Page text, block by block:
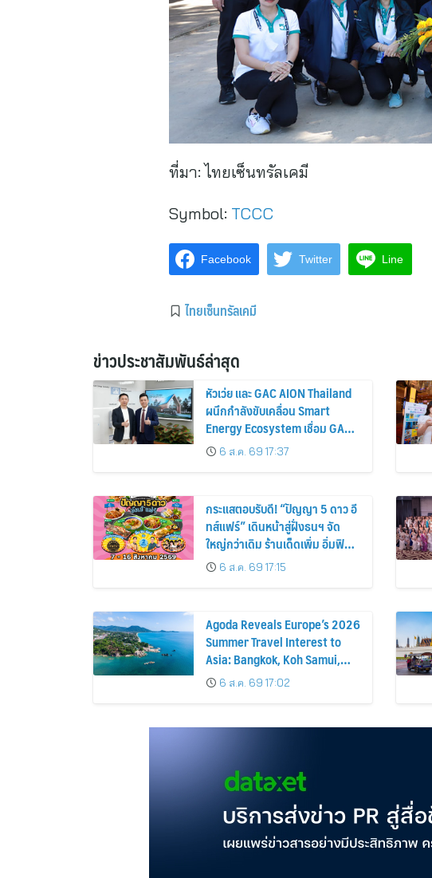
ที่มา: ไทยเซ็นทรัลเคมี
Symbol: TCCC
Facebook Twitter Line
ไทยเซ็นทรัลเคมี
ข่าวประชาสัมพันธ์ล่าสุด
หัวเว่ย และ GAC AION Thailand
ผนึกกำลังขับเคลื่อน Smart
Energy Ecosystem เชื่อม GAC
GN8 PHEV รถยนต์ MPV ระดับ
พรีเมียม เข้ากับพลังงานแสง
6 ส.ค. 69 17:37
กระแสตอบรับดี! “ปัญญา 5 ดาว อี
ทส์แฟร์” เดินหน้าสู่ฝั่งธนฯ จัด
ใหญ่กว่าเดิม ร้านเด็ดเพิ่ม อิ่มฟิน
10 วันเต็ม!
6 ส.ค. 69 17:15
Agoda Reveals Europe’s 2026
Summer Travel Interest to
Asia: Bangkok, Koh Samui,
and Pattaya Among the Top
Cities
6 ส.ค. 69 17:02